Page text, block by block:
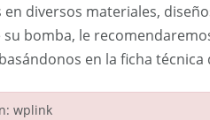
diversos materiales,
bomba, le
en la ficha técnica
wplink